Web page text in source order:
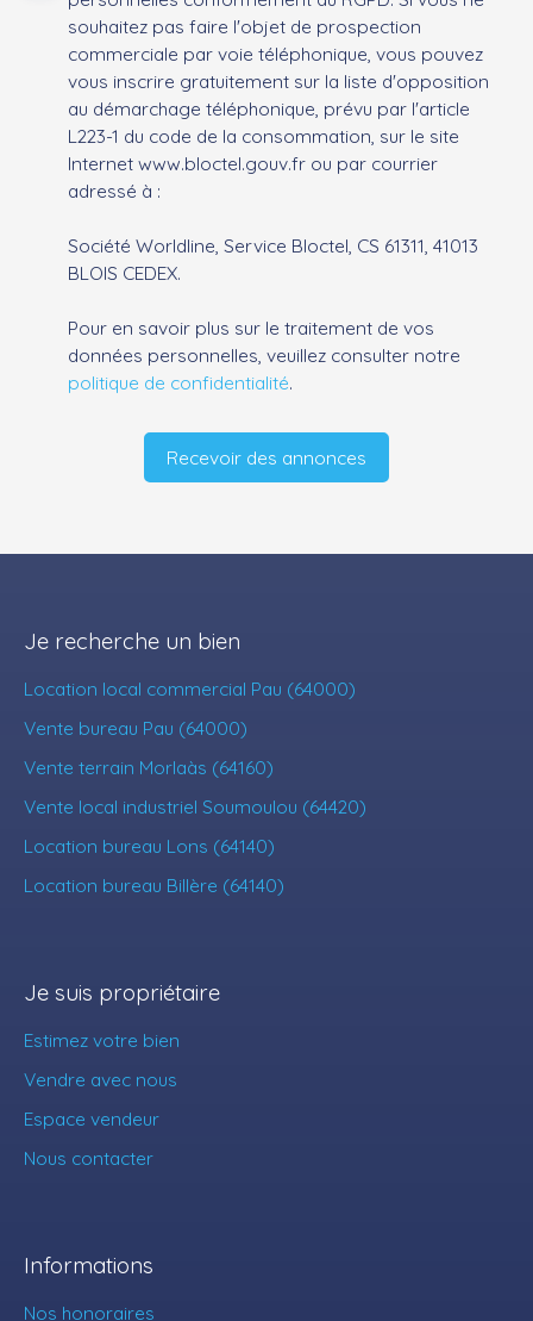
souhaitez pas faire l'objet de prospection
commerciale par voie téléphonique, vous pouvez
vous inscrire gratuitement sur la liste d'opposition
au démarchage téléphonique, prévu par l'article
L223-1 du code de la consommation, sur le site
Internet www.bloctel.gouv.fr ou par courrier
adressé à :
Société Worldline, Service Bloctel, CS 61311, 41013
BLOIS CEDEX.
Pour en savoir plus sur le traitement de vos
données personnelles, veuillez consulter notre
politique de confidentialité.
Recevoir des annonces
Je recherche un bien
Location local commercial Pau (64000)
Vente bureau Pau (64000)
Vente terrain Morlaàs (64160)
Vente local industriel Soumoulou (64420)
Location bureau Lons (64140)
Location bureau Billère (64140)
Je suis propriétaire
Estimez votre bien
Vendre avec nous
Espace vendeur
Nous contacter
Informations
Nos honoraires